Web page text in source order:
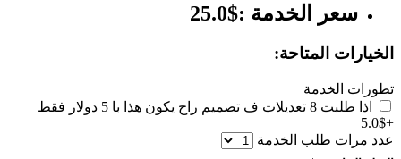
سعر الخدمة :$25.0
الخيارات المتاحة:
تطورات الخدمة
اذا طلبت 8 تعديلات ف تصميم راح يكون هذا با 5 دولار فقط
+$5.0
عدد مرات طلب الخدمة